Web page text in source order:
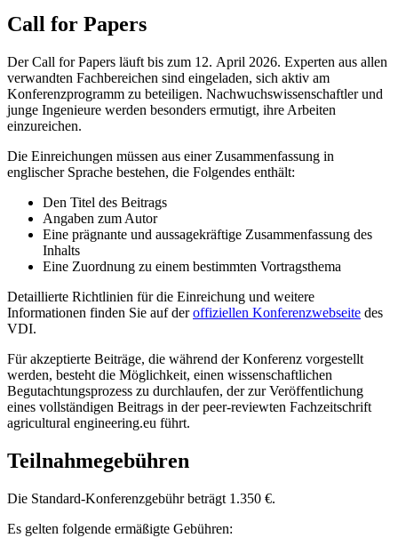
Call for Papers
Der Call for Papers läuft bis zum 12. April 2026. Experten aus allen
verwandten Fachbereichen sind eingeladen, sich aktiv am
Konferenzprogramm zu beteiligen. Nachwuchswissenschaftler und
junge Ingenieure werden besonders ermutigt, ihre Arbeiten
einzureichen.
Die Einreichungen müssen aus einer Zusammenfassung in
englischer Sprache bestehen, die Folgendes enthält:
Den Titel des Beitrags
Angaben zum Autor
Eine prägnante und aussagekräftige Zusammenfassung des
Inhalts
Eine Zuordnung zu einem bestimmten Vortragsthema
Detaillierte Richtlinien für die Einreichung und weitere
Informationen finden Sie auf deroffiziellen Konferenzwebseite des
VDI.
Für akzeptierte Beiträge, die während der Konferenz vorgestellt
werden, besteht die Möglichkeit, einen wissenschaftlichen
Begutachtungsprozess zu durchlaufen, der zur Veröffentlichung
eines vollständigen Beitrags in der peer-reviewten Fachzeitschrift
agricultural engineering.eu führt.
Teilnahmegebühren
Die Standard-Konferenzgebühr beträgt 1.350 €.
Es gelten folgende ermäßigte Gebühren: